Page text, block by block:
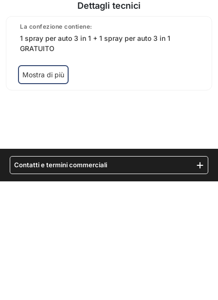
Dettagli tecnici
La confezione contiene:
1 spray per auto 3 in 1 + 1 spray per auto 3 in 1
GRATUITO
Mostra di più
Contatti e termini commerciali